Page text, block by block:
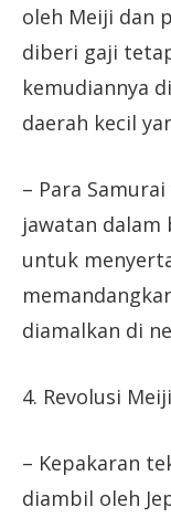
oleh Meiji dan
diberi gaji
kemudiannya
daerah kecil
– Para
jawatan
untuk
diamalkan di
4. Revolusi
– Kepakaran
diambil oleh